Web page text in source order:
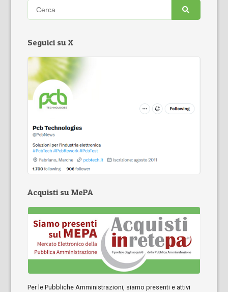
Seguici su X
Acquisti su MePA
Per le Pubbliche Amministrazioni, siamo presenti e attivi